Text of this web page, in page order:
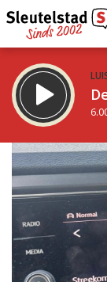
STRAKS:
De middag
12.00 - 18.00 uur
Vorig uur